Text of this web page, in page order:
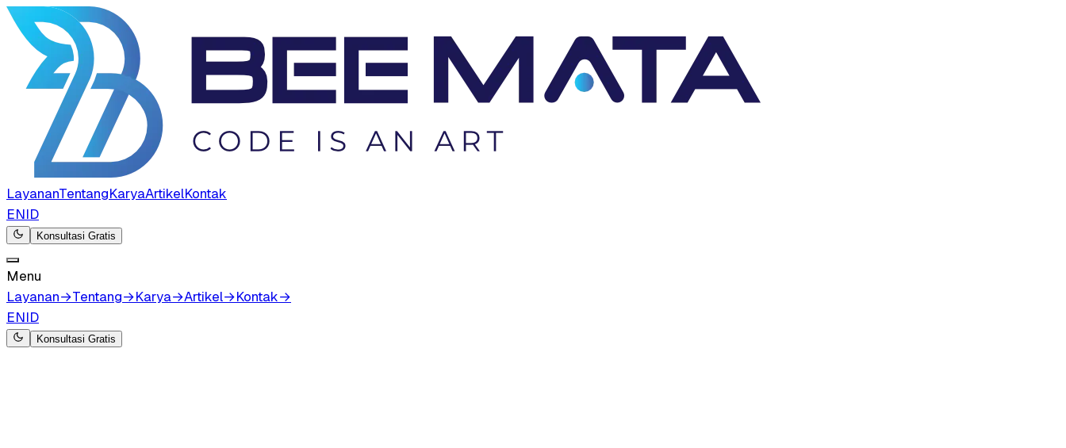
LayananTentangKaryaArtikelKontak
ENID
Konsultasi Gratis
Menu
Layanan→Tentang→Karya→Artikel→Kontak→
ENID
Konsultasi Gratis